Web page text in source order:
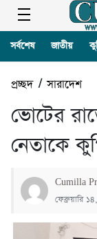
সর্বশেষ জাতীয়
প্রচ্ছদ/সারাদেশ
ভোটের
নেতাকে
Cumilla
ফেব্রুয়ারি